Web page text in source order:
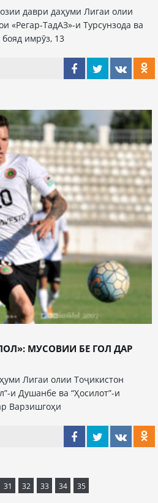
даври даҳуми Лигаи олии
«Регар-ТадАЗ»-и Турсунзода ва
имрӯз, 13
МУСОВИИ БЕ ГОЛ ДАР
Лигаи олии Тоҷикистон
и Душанбе ва “Ҳосилот”-и
Варзишгоҳи
31 32 33 34 35